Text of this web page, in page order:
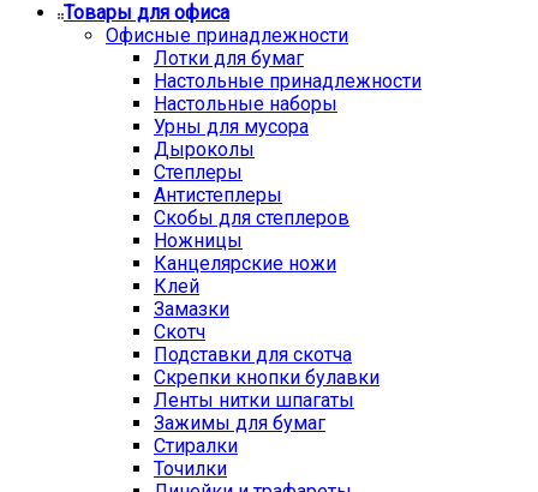
Товары для офиса
Офисные принадлежности
Лотки для бумаг
Настольные принадлежности
Настольные наборы
Урны для мусора
Дыроколы
Степлеры
Антистеплеры
Скобы для степлеров
Ножницы
Канцелярские ножи
Клей
Замазки
Скотч
Подставки для скотча
Скрепки кнопки булавки
Ленты нитки шпагаты
Зажимы для бумаг
Стиралки
Точилки